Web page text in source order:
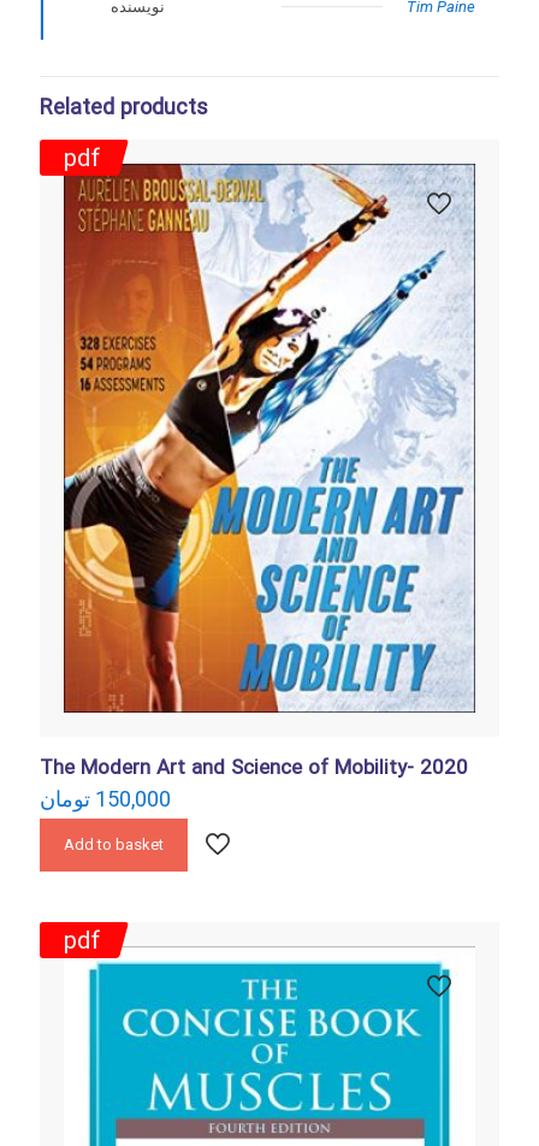
نویسنده Tim Paine
Related products
The Modern Art and Science of Mobility- 2020
150,000 تومان
Add to basket
pdf
pdf